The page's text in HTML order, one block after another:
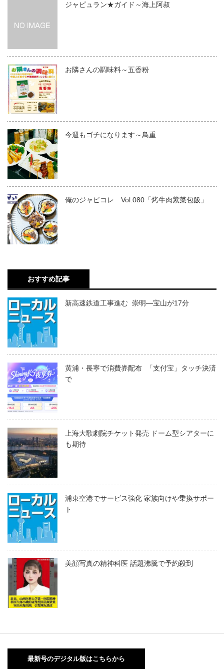
ジャピュラン★ガイド～海上阿叔
お隣さんの調味料～五香粉
今週もゴチになります～鳥重
俺のジャピコレ Vol.080「烤牛肉紫菜包飯」
おすすめ記事
新高速鉄道工事進む 崇明―宝山が17分
黄浦・長寧で消費券配布 「支付宝」タッチ決済
で
上海大歌劇院チケット発売 ドーム型シアターに
も期待
浦東空港でサービス強化 家族向けや乗換サポー
ト
美顔写真の精神科医 話題沸騰で予約殺到
最新号のデジタル版はこちらから